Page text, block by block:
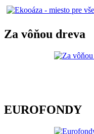
Za vôňou dreva
EUROFONDY